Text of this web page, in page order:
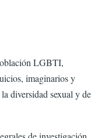
LGBTI,
imaginarios y
diversidad sexual y de